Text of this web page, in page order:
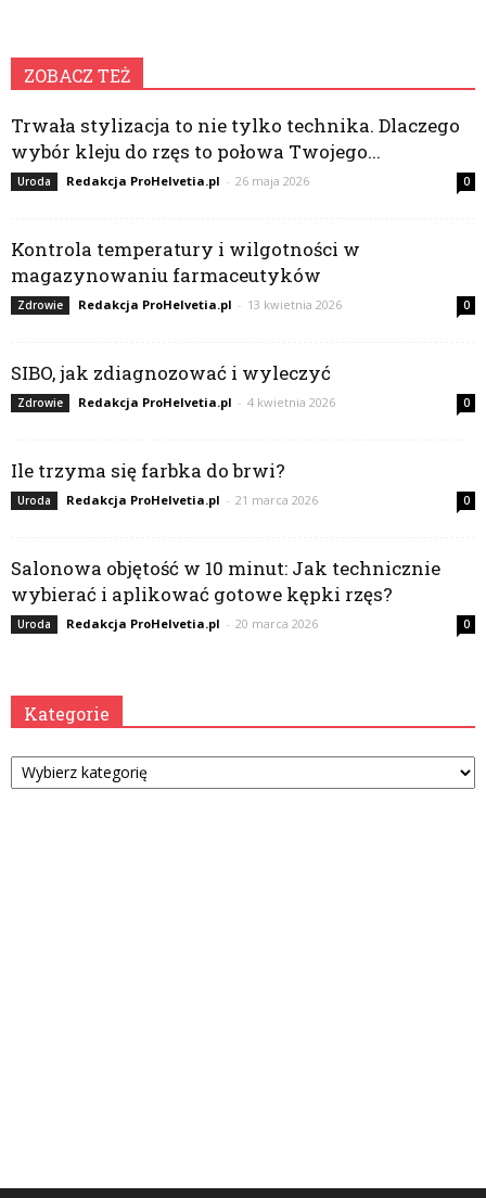
ZOBACZ TEŻ
Trwała stylizacja to nie tylko technika. Dlaczego
wybór kleju do rzęs to połowa Twojego...
Uroda Redakcja ProHelvetia.pl - 26 maja 2026 0
Kontrola temperatury i wilgotności w
magazynowaniu farmaceutyków
Zdrowie Redakcja ProHelvetia.pl - 13 kwietnia 2026 0
SIBO, jak zdiagnozować i wyleczyć
Zdrowie Redakcja ProHelvetia.pl - 4 kwietnia 2026 0
Ile trzyma się farbka do brwi?
Uroda Redakcja ProHelvetia.pl - 21 marca 2026 0
Salonowa objętość w 10 minut: Jak technicznie
wybierać i aplikować gotowe kępki rzęs?
Uroda Redakcja ProHelvetia.pl - 20 marca 2026 0
Kategorie
Kategorie